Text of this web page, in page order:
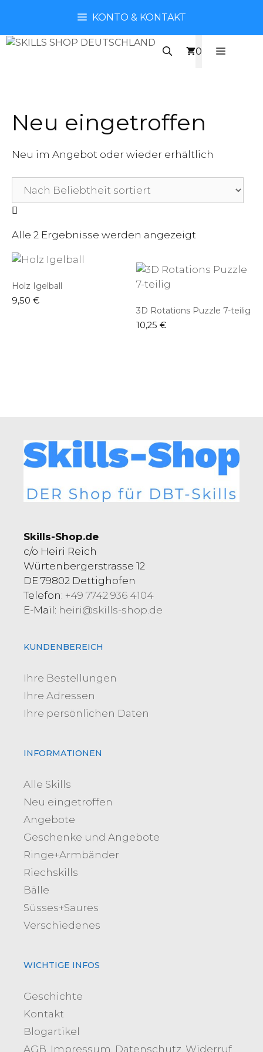
springen
KONTO & KONTAKT
0 MENÜ
Neu eingetroffen
Neu im Angebot oder wieder erhältlich
Alle 2 Ergebnisse werden angezeigt
sortiert
Holz Igelball
9,50 €
3D Rotations Puzzle 7-teilig
10,25€
Skills-Shop.de
c/o Heiri Reich
Würtenbergerstrasse 12
DE 79802 Dettighofen
Telefon: +49 7742 936 4104
E-Mail: heiri@skills-shop.de
KUNDENBEREICH
Ihre Bestellungen
Ihre Adressen
Ihre persönlichen Daten
INFORMATIONEN
Alle Skills
Neu eingetroffen
Angebote
Geschenke und Angebote
Ringe+Armbänder
Riechskills
Bälle
Süsses+Saures
Verschiedenes
WICHTIGE INFOS
Geschichte
Kontakt
Blogartikel
AGB, Impressum, Datenschutz, Widerruf